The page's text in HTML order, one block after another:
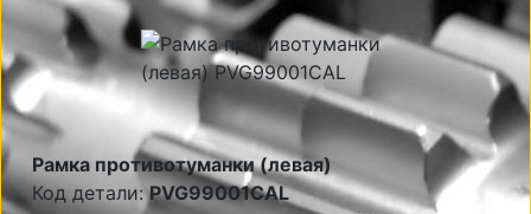
Рамка противотуманки (левая)
Код детали:PVG99001CAL